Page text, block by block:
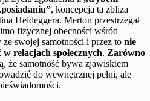
, koncepcja ta zbliża
Heideggera. Merton przestrzegał
fizycznej obecności wśród
swojej samotności i przez to nie
relacjach społecznych. Zarówno
że samotność bywa zjawiskiem
do wewnętrznej pełni, ale